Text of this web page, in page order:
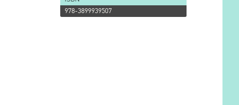
978-3899939507